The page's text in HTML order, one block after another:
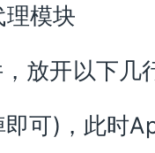
模块
放开以下几
可)，此时